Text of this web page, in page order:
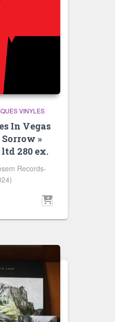
VINYLES
In Vegas
»
280 ex.
Records-